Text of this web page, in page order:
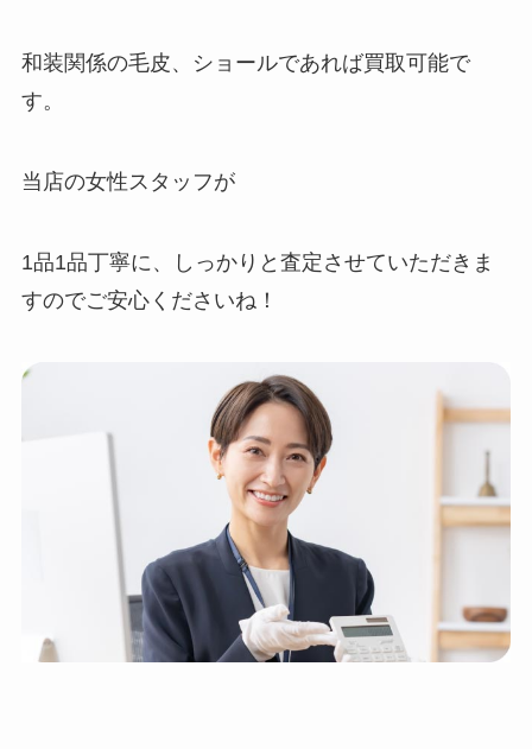
和装関係の毛皮、ショールであれば買取可能で
す。
当店の女性スタッフが
1品1品丁寧に、しっかりと査定させていただきま
すのでご安心くださいね！